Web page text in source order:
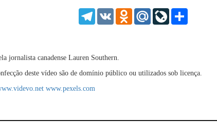
TelegramVK Odnoklassniki
Mail.Ru LiveJournal
jornalista canadense Lauren Southern.
deste vídeo são de domínio público ou utilizados sob licença.
www.pexels.com